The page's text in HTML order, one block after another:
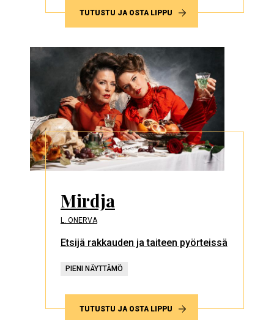
TUTUSTU JA OSTA LIPPU
Mirdja
L. ONERVA
Etsijä rakkauden ja taiteen pyörteissä
PIENI NÄYTTÄMÖ
TUTUSTU JA OSTA LIPPU